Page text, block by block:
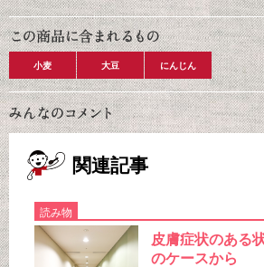
小麦 大豆 にんじん
関連記事
読み物
皮膚症状のある
のケースから